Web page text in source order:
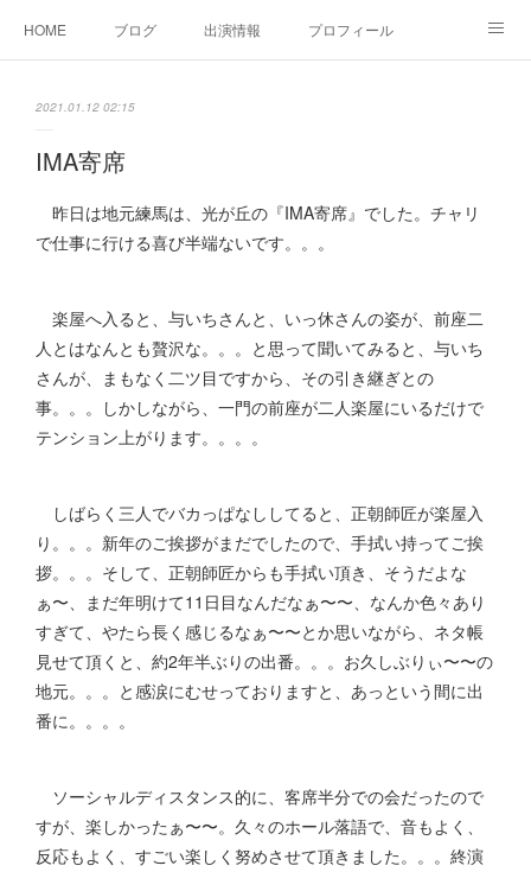
HOME ブログ 出演情報 プロフィール
2021.01.12 02:15
IMA寄席
昨日は地元練馬は、光が丘の『IMA寄席』でした。チャリ
で仕事に行ける喜び半端ないです。。。
楽屋へ入ると、与いちさんと、いっ休さんの姿が、前座二
人とはなんとも贅沢な。。。と思って聞いてみると、与いち
さんが、まもなく二ツ目ですから、その引き継ぎとの
事。。。しかしながら、一門の前座が二人楽屋にいるだけで
テンション上がります。。。。
しばらく三人でバカっぱなししてると、正朝師匠が楽屋入
り。。。新年のご挨拶がまだでしたので、手拭い持ってご挨
拶。。。そして、正朝師匠からも手拭い頂き、そうだよな
ぁ〜、まだ年明けて11日目なんだなぁ〜〜、なんか色々あり
すぎて、やたら長く感じるなぁ〜〜とか思いながら、ネタ帳
見せて頂くと、約2年半ぶりの出番。。。お久しぶりぃ〜〜の
地元。。。と感涙にむせっておりますと、あっという間に出
番に。。。。
ソーシャルディスタンス的に、客席半分での会だったので
すが、楽しかったぁ〜〜。久々のホール落語で、音もよく、
反応もよく、すごい楽しく努めさせて頂きました。。。終演